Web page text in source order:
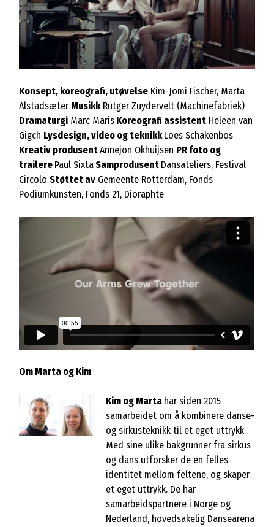
Konsept, koreografi, utøvelse Kim-Jomi Fischer, Marta
Alstadsæter MusikkRutger Zuydervelt (Machinefabriek)
Dramaturgi Marc Maris Koreografi assistent Heleen van
Gigch Lysdesign, video og teknikkLoes Schakenbos
Kreativ produsentAnnejon Okhuijsen PR foto og
trailere Paul SixtaSamprodusent Dansateliers, Festival
CircoloStøttet av Gemeente Rotterdam, Fonds
Podiumkunsten, Fonds 21, Dioraphte
Om Marta og Kim
Kim og Marta har siden 2015
samarbeidet om å kombinere danse-
og sirkusteknikk til et eget uttrykk.
Med sine ulike bakgrunner fra sirkus
og dans utforsker de en felles
identitet mellom feltene, og skaper
et eget uttrykk. De har
samarbeidspartnere i Norge og
Nederland, hovedsakelig Dansearena